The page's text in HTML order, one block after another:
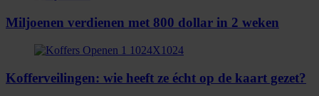
Miljoenen verdienen met 800 dollar in 2 weken
Kofferveilingen: wie heeft ze écht op de kaart gezet?